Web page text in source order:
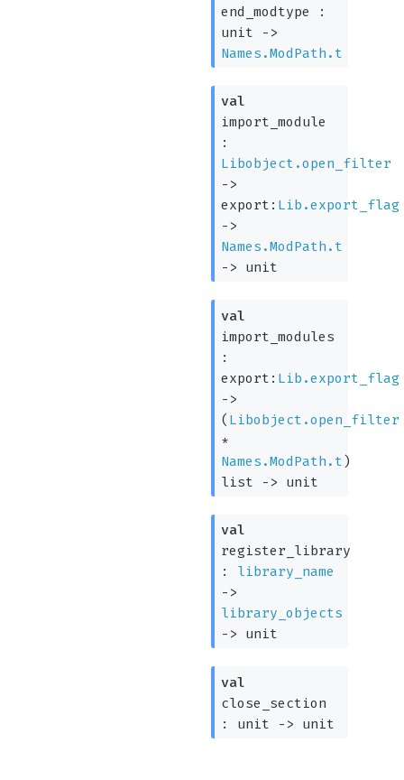
end_modtype :
unit ->
Names.ModPath.t
val
import_module
:
Libobject.open_filter
->
export: Lib.export_flag
->
Names.ModPath.t
-> unit
val
import_modules
:
export: Lib.export_flag
->
( Libobject.open_filter
*
Names.ModPath.t)
list
-> unit
val
register_library
: library_name
->
library_objects
-> unit
val
close_section
: unit -> unit